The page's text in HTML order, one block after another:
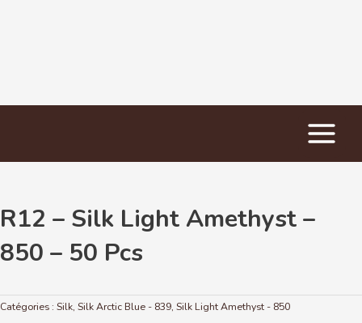
Main
Menu
R12 – Silk Light Amethyst –
850 – 50 Pcs
Catégories : Silk, Silk Arctic Blue - 839, Silk Light Amethyst - 850